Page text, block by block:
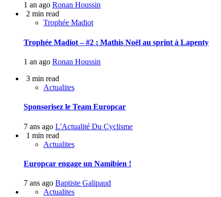
1 an ago Ronan Houssin
2 min read
Trophée Madiot
Trophée Madiot – #2 : Mathis Noël au sprint à Lapenty
1 an ago Ronan Houssin
3 min read
Actualites
Sponsorisez le Team Europcar
7 ans ago L'Actualité Du Cyclisme
1 min read
Actualites
Europcar engage un Namibien !
7 ans ago Baptiste Galipaud
Actualites